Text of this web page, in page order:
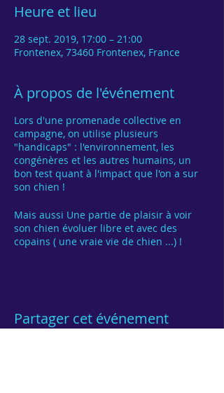
Heure et lieu
28 sept. 2019, 17:00 – 21:00
Frontenex, 73460 Frontenex, France
À propos de l'événement
Lors d'une promenade collective en
campagne, on utilise plusieurs
"handicaps" : l'environnement, les
congénères et les autres humains, un
bon test quant à l'impact que l'on a sur
son chien !
Mais aussi Une partie de plaisir à voir
son chien évoluer libre et avec des
copains ( une vraie vie de chien ...) !
Partager cet événement